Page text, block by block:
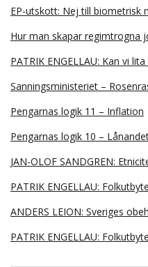
EP-utskott: Nej till biometrisk
Hur man skapar regimtrogna
PATRIK ENGELLAU: Kan vi
Sanningsministeriet –
Pengarnas logik 11 – Inflation
Pengarnas logik 10 –
JAN-OLOF SANDGREN:
PATRIK ENGELLAU:
ANDERS LEION: Sveriges
PATRIK ENGELLAU: Folkutbyte